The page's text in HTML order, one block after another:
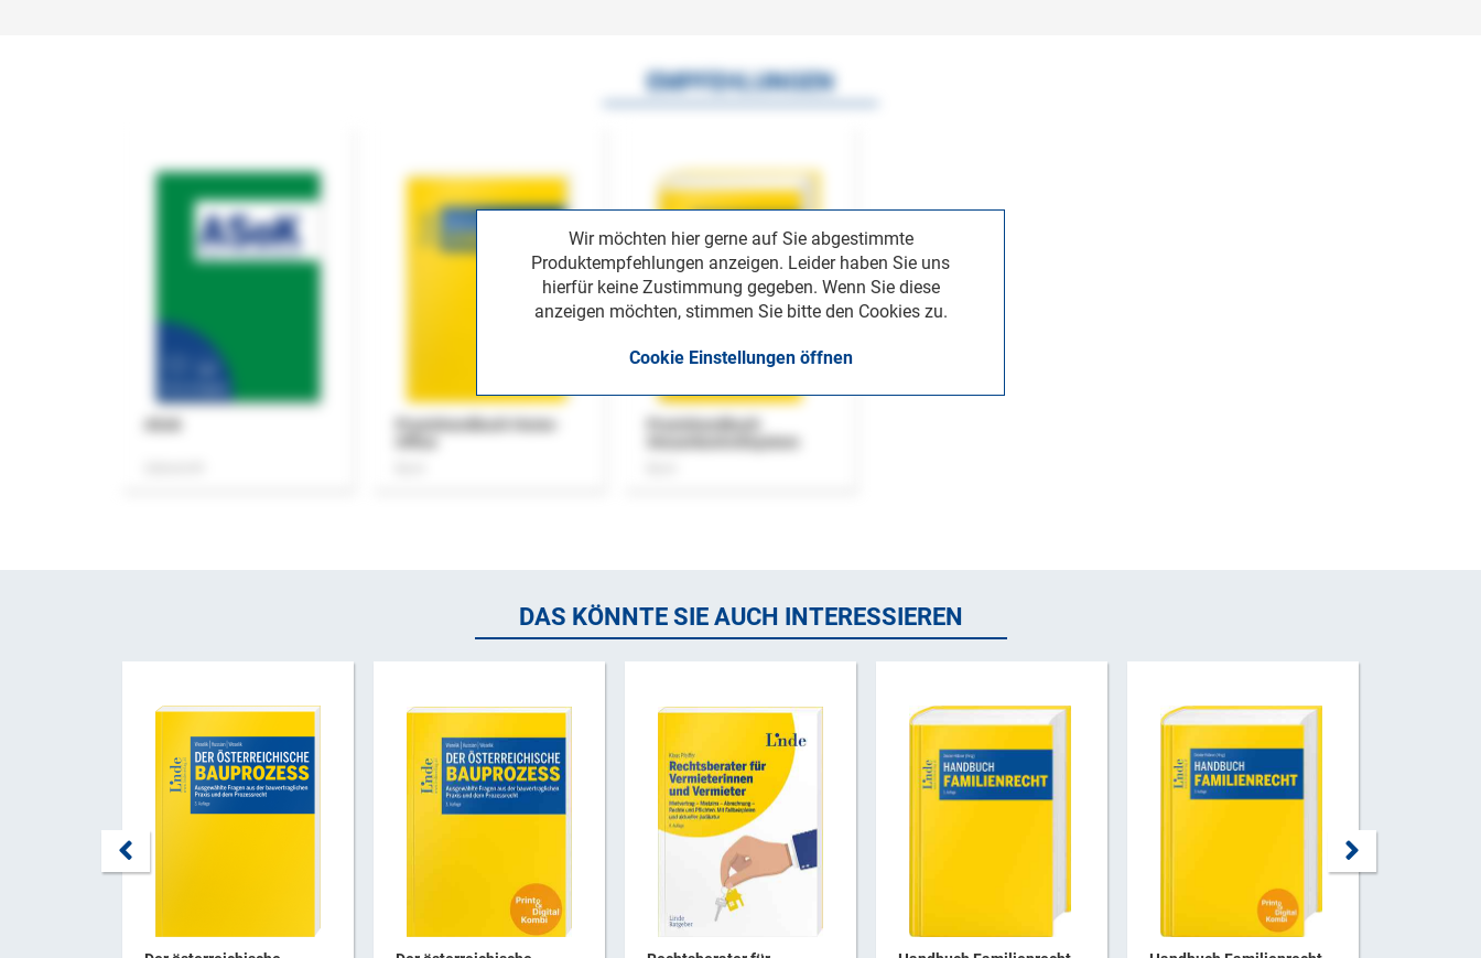
Wir möchten hier gerne auf Sie abgestimmte
Produktempfehlungen anzeigen. Leider haben Sie uns
hierfür keine Zustimmung gegeben. Wenn Sie diese
anzeigen möchten, stimmen Sie bitte den Cookies zu.
Cookie Einstellungen öffnen
EMPFEHLUNGEN
Praxishandbuch Home-
Praxishandbuch
DAS KÖNNTE SIE AUCH INTERESSIEREN